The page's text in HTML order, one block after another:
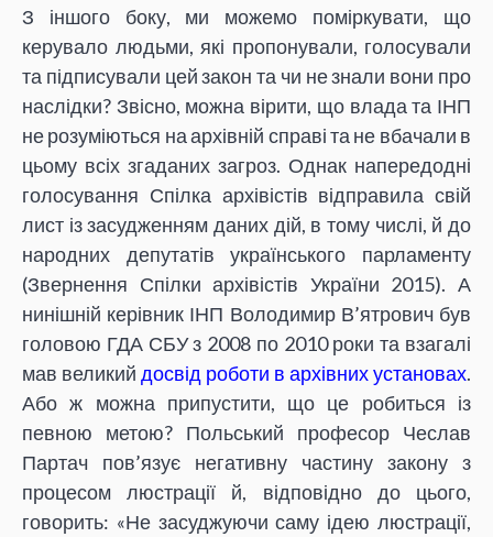
З іншого боку, ми можемо поміркувати, що
керувало людьми, які пропонували, голосували
та підписували цей закон та чи не знали вони про
наслідки? Звісно, можна вірити, що влада та ІНП
не розуміються на архівній справі та не вбачали в
цьому всіх згаданих загроз. Однак напередодні
голосування Спілка архівістів відправила свій
лист із засудженням даних дій, в тому числі, й до
народних депутатів українського парламенту
(Звернення Спілки архівістів України 2015). А
нинішній керівник ІНП Володимир В’ятрович був
головою ГДА СБУ з 2008 по 2010 роки та взагалі
мав великий досвід роботи в архівних установах.
Або ж можна припустити, що це робиться із
певною метою? Польський професор Чеслав
Партач пов’язує негативну частину закону з
процесом люстрації й, відповідно до цього,
говорить: «Не засуджуючи саму ідею люстрації,